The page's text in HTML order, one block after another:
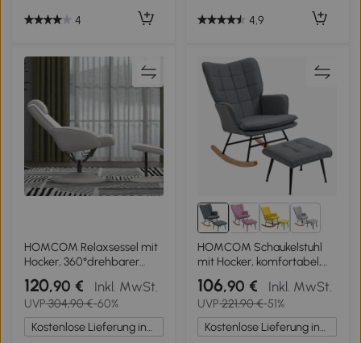
4
Wohnzimmer Grau
4,9
HOMCOM Relaxsessel mit
Hocker, 360°drehbarer
Fernsehsessel mit
Liegefunktion, TV Sessel,
Kunstleder, Lesesessel für
Wohnzimmer,
Schlafzimmer, Grau
120,90 € Inkl. MwSt.
UVP304,90 €-60%
Kostenlose Lieferung innerhalb Deutschlands
3+
HOMCOM Schaukelstuhl
mit Hocker, komfortabel,
bis 130 kg, Leinenoptik,
64x89x90cm, Grau
106,90 € Inkl. MwSt.
UVP221,90 €-51%
Kostenlose Lieferung innerhalb Deutschlands